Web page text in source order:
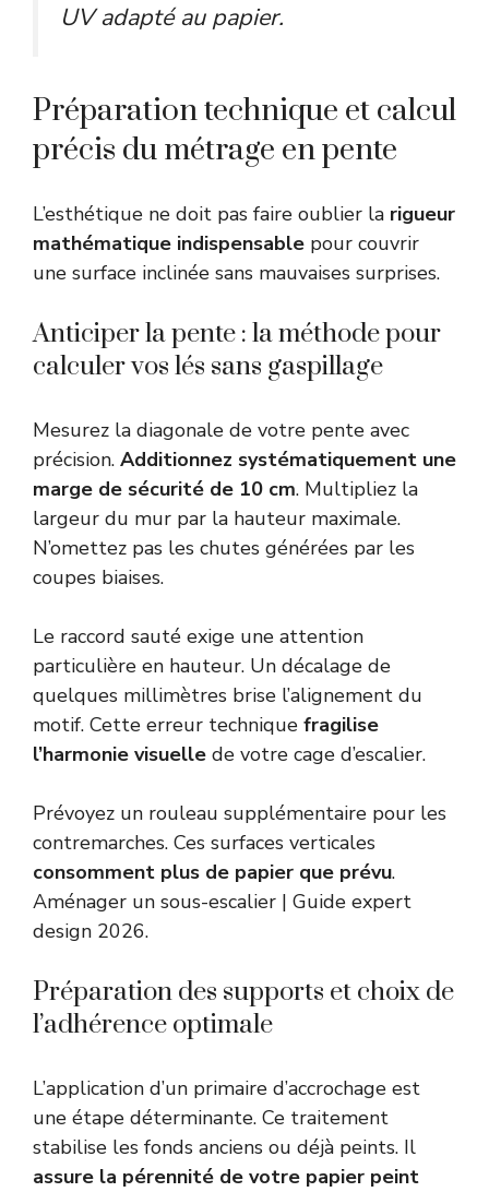
UV adapté au papier.
Préparation technique et calcul
précis du métrage en pente
L’esthétique ne doit pas faire oublier la rigueur
mathématique indispensable pour couvrir
une surface inclinée sans mauvaises surprises.
Anticiper la pente : la méthode pour
calculer vos lés sans gaspillage
Mesurez la diagonale de votre pente avec
précision. Additionnez systématiquement une
marge de sécurité de 10 cm. Multipliez la
largeur du mur par la hauteur maximale.
N’omettez pas les chutes générées par les
coupes biaises.
Le raccord sauté exige une attention
particulière en hauteur. Un décalage de
quelques millimètres brise l’alignement du
motif. Cette erreur technique fragilise
l’harmonie visuelle de votre cage d’escalier.
Prévoyez un rouleau supplémentaire pour les
contremarches. Ces surfaces verticales
consomment plus de papier que prévu.
Aménager un sous-escalier | Guide expert
design 2026.
Préparation des supports et choix de
l’adhérence optimale
L’application d’un primaire d’accrochage est
une étape déterminante. Ce traitement
stabilise les fonds anciens ou déjà peints. Il
assure la pérennité de votre papier peint